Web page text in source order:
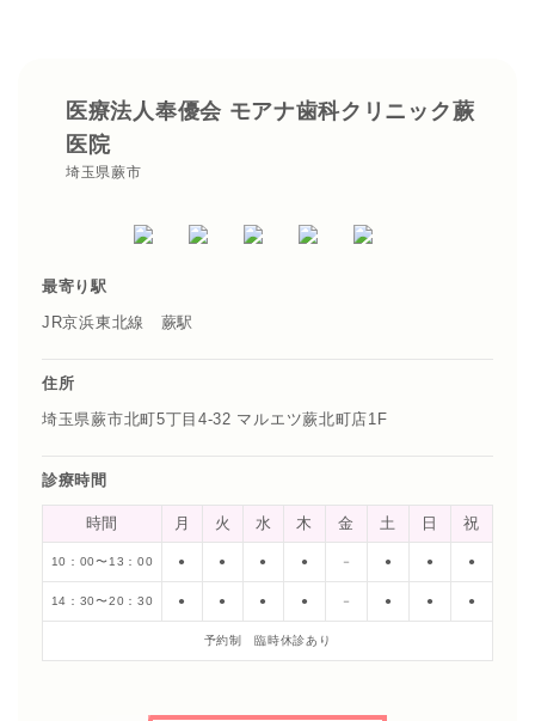
医療法人奉優会 モアナ歯科クリニック蕨
医院
埼玉県蕨市
最寄り駅
JR京浜東北線 蕨駅
住所
埼玉県蕨市北町5丁目4-32 マルエツ蕨北町店1F
診療時間
時間 月 火 水 木 金 土 日 祝
10：00〜13：00 ● ● ● ● － ● ● ●
14：30〜20：30 ● ● ● ● － ● ● ●
予約制 臨時休診あり